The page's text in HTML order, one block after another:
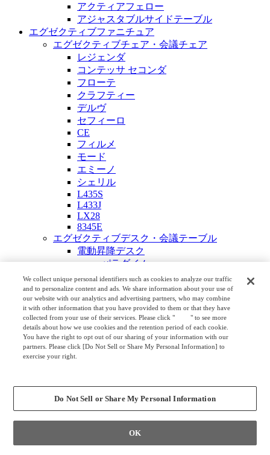
アクティアフェロー
アジャスタブルサイドテーブル
エグゼクティブファニチュア
エグゼクティブチェア・会議チェア
レジェンダ
コンテッサ セコンダ
フローテ
クラフティー
デルヴ
セフィーロ
CE
フィルメ
モード
エミーノ
シェリル
L435S
L433J
LX28
8345E
エグゼクティブデスク・会議テーブル
電動昇降デスク
パラダイム
スイフト クアトロ
エグゼクティブデスク
パラダイム
プリシード エグゼクティブ＆ストレ
ージ
グレースライン
ニューフォーティ
EX-36
フェムール
EX-35
EX-39
EX-F300
EX-37
We collect unique personal identifiers such as cookies to analyze our traffic
and to personalize content and ads. We share information about your use of
our website with our analytics and advertising partners, who may combine
it with other information that you have provided to them or that they have
collected from your use of their services. Please click "
here" to see more
details about how we use cookies and the retention period of each cookie.
You have the right to opt out of our sharing of your information with our
partners. Please click [Do Not Sell or Share My Personal Information] to
exercise your right.
Do Not Sell or Share My Personal Information
OK